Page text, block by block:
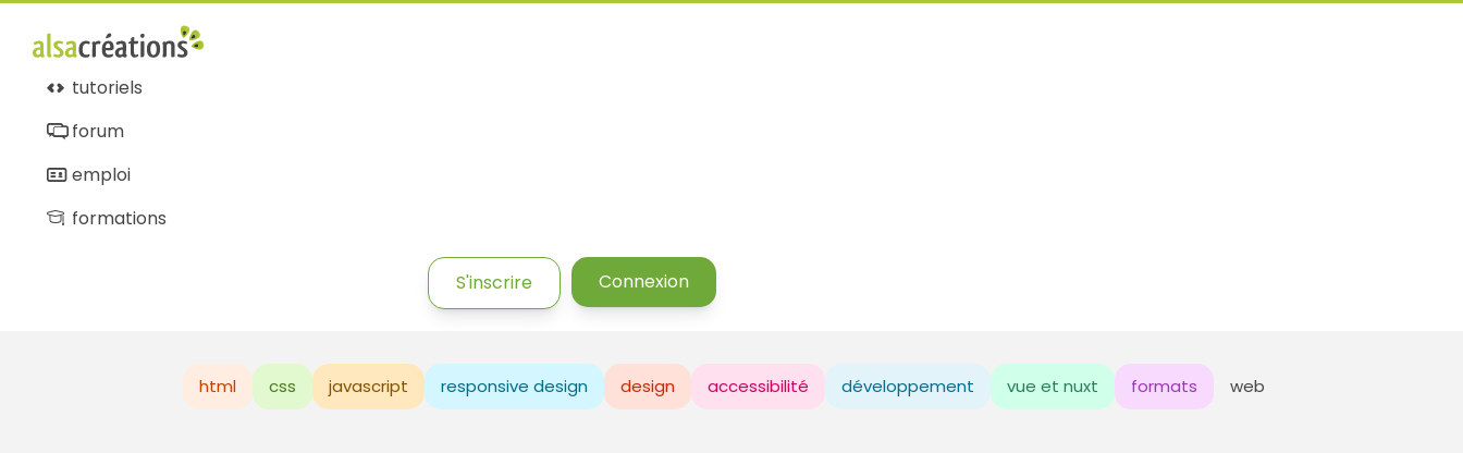
tutoriels
forum
emploi
formations
S'inscrire Connexion
html css javascript responsive design design accessibilité développement vue et nuxt formats web